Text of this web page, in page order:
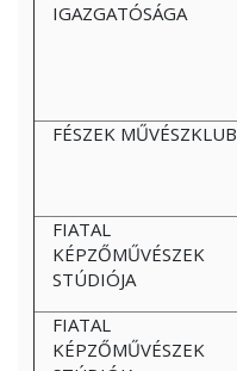
IGAZGATÓSÁGA
FÉSZEK MŰVÉSZKLUB
FIATAL
KÉPZŐMŰVÉSZEK
STÚDIÓJA
FIATAL
KÉPZŐMŰVÉSZEK